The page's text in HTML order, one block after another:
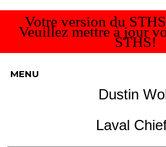
Votre version du
Veuillez mettre à jour
STHS!
MENU
Dustin
Laval